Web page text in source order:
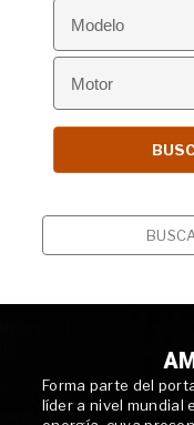
Forma parte del
líder a nivel mundial